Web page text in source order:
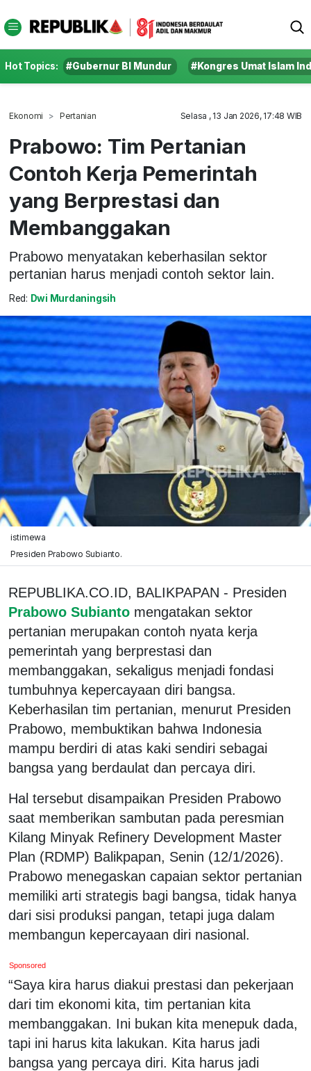
Hot Topics: #Gubernur BI Mundur #Kongres Umat Islam
Ekonomi Pertanian Selasa , 13 Jan 2026, 17:48 WIB
Prabowo: Tim Pertanian
Contoh Kerja Pemerintah
yang Berprestasi dan
Membanggakan
Prabowo menyatakan keberhasilan sektor
pertanian harus menjadi contoh sektor lain.
Red: Dwi Murdaningsih
istimewa
Presiden Prabowo Subianto.
REPUBLIKA.CO.ID, BALIKPAPAN - Presiden
Prabowo Subianto mengatakan sektor
pertanian merupakan contoh nyata kerja
pemerintah yang berprestasi dan
membanggakan, sekaligus menjadi fondasi
tumbuhnya kepercayaan diri bangsa.
Keberhasilan tim pertanian, menurut Presiden
Prabowo, membuktikan bahwa Indonesia
mampu berdiri di atas kaki sendiri sebagai
bangsa yang berdaulat dan percaya diri.
Hal tersebut disampaikan Presiden Prabowo
saat memberikan sambutan pada peresmian
Kilang Minyak Refinery Development Master
Plan (RDMP) Balikpapan, Senin (12/1/2026).
Prabowo menegaskan capaian sektor pertanian
memiliki arti strategis bagi bangsa, tidak hanya
dari sisi produksi pangan, tetapi juga dalam
membangun kepercayaan diri nasional.
Sponsored
“Saya kira harus diakui prestasi dan pekerjaan
dari tim ekonomi kita, tim pertanian kita
membanggakan. Ini bukan kita menepuk dada,
tapi ini harus kita lakukan. Kita harus jadi
bangsa yang percaya diri. Kita harus jadi